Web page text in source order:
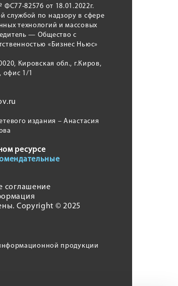
82576 от 18.01.2022г.
службой по надзору в сфере
технологий и массовых
— Общество с
«Бизнес Ньюс»
Кировская обл., г.Киров,
офис 1/1
издания – Анастасия
ресурсе
соглашение
Copyright © 2025
продукции